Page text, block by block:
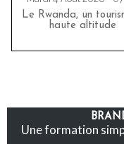
Le Rwanda, un
haute altitude
Une formation